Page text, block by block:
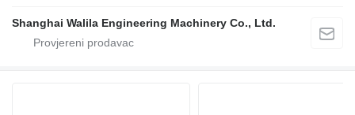
Shanghai Walila Engineering Machinery Co., Ltd.